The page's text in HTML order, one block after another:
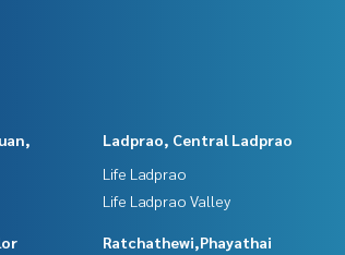
Ladprao, Central Ladprao
Life Ladprao
Life Ladprao Valley
Ratchathewi,Phayathai